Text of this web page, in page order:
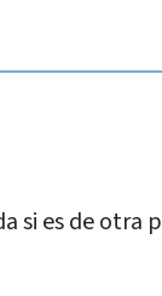
es de otra